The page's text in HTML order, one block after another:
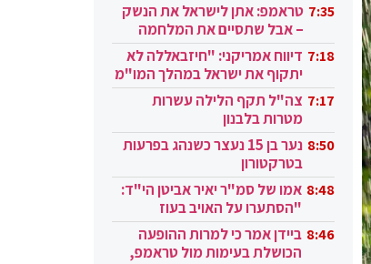
7:35 טראמפ: אתן לישראל את הנשק
– אבל שתסיים את המלחמה
בעזה 7:18 דיווח אמריקני: "חיזבאללה לא
יתקוף את ישראל במהלך המו"מ
בקטאר" 7:17 צה"ל תקף הלילה עשרות
מטרות בלבנון
8:50
נער בן 15 נעצר כשנהג בפרעות
בטרקטורון
8:48 אמו של סמ"ר יאיר אביטן הי"ד:
"הסתערו על האויב בעוז
ובגבורה" 8:46 ביידן אמר כי למרות ההופעה
הכושלת בעימות מול טראמפ,